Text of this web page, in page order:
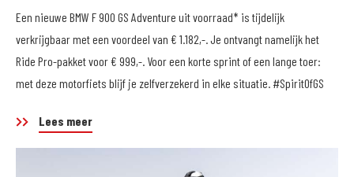
Een nieuwe BMW F 900 GS Adventure uit voorraad* is tijdelijk
verkrijgbaar met een voordeel van € 1.182,-. Je ontvangt namelijk het
Ride Pro-pakket voor € 999,-. Voor een korte sprint of een lange toer:
met deze motorfiets blijf je zelfverzekerd in elke situatie. #SpiritOfGS
Lees meer